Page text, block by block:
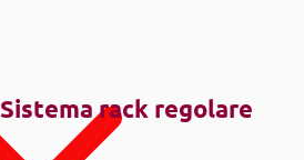
Sistema rack regolare